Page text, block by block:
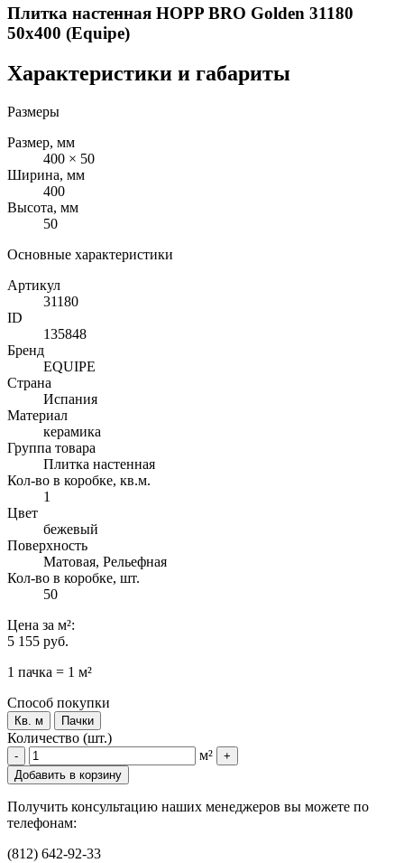
Плитка настенная HOPP BRO Golden 31180
50x400 (Equipe)
Характеристики и габариты
Размеры
Размер, мм
400 × 50
Ширина, мм
400
Высота, мм
50
Основные характеристики
Артикул
31180
ID
135848
Бренд
EQUIPE
Страна
Испания
Материал
керамика
Группа товара
Плитка настенная
Кол-во в коробке, кв.м.
1
Цвет
бежевый
Поверхность
Матовая, Рельефная
Кол-во в коробке, шт.
50
Цена за м²:
5 155 руб.
1 пачка = 1 м²
Способ покупки
Кв. м Пачки
Количество (шт.)
- м²
+
Добавить в корзину
Получить консультацию наших менеджеров вы можете по
телефонам:
(812) 642-92-33